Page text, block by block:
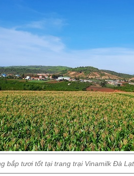
bắp tươi tốt tại trang trại Vinamilk Đà